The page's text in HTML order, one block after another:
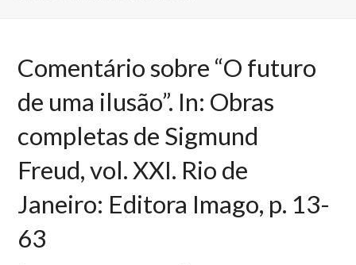
Comentário sobre “O futuro
de uma ilusão”. In: Obras
completas de Sigmund
Freud, vol. XXI. Rio de
Janeiro: Editora Imago, p. 13-
63